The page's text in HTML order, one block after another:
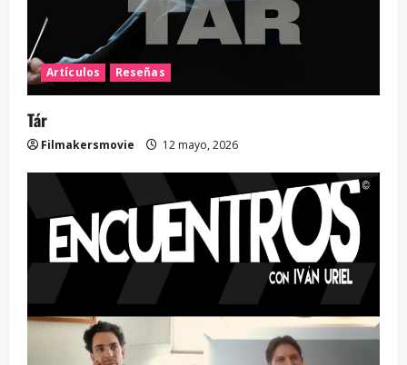
Artículos Reseñas
Tár
Filmakersmovie 12 mayo, 2026